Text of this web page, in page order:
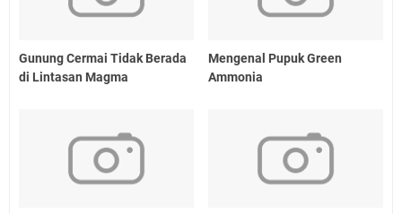
Gunung Cermai Tidak Berada
di Lintasan Magma
Mengenal Pupuk Green
Ammonia